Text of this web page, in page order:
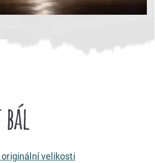
velikosti